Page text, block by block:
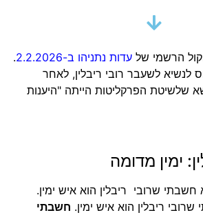
הרשמי של עדות נתניהו ב-2.2.2026
.
לשעבר רובי ריבלין, לאחר
שלשיטת הפרקליטות הייתה "היענות
ימין מדומה
חשבתי שרובי ריבלין הוא איש ימין.
ריבלין הוא איש ימין. חשבתי